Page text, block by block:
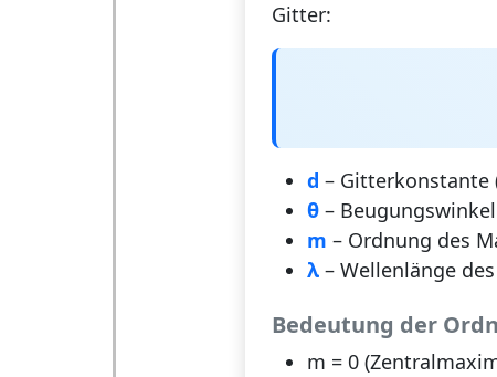
Gitter:
d – Gitterkonstante
θ–
m – Ordnung des
λ– Wellenlänge
Bedeutung der
m = 0